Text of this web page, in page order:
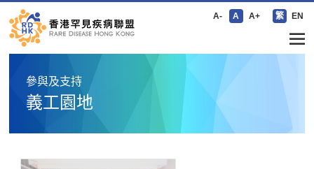
A- A A+ 繁 EN
參與及支持
義工園地